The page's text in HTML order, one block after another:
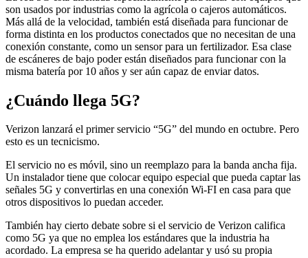
son usados por industrias como la agrícola o cajeros automáticos.
Más allá de la velocidad, también está diseñada para funcionar de
forma distinta en los productos conectados que no necesitan de una
conexión constante, como un sensor para un fertilizador. Esa clase
de escáneres de bajo poder están diseñados para funcionar con la
misma batería por 10 años y ser aún capaz de enviar datos.
¿Cuándo llega 5G?
Verizon lanzará el primer servicio “5G” del mundo en octubre. Pero
esto es un tecnicismo.
El servicio no es móvil, sino un reemplazo para la banda ancha fija.
Un instalador tiene que colocar equipo especial que pueda captar las
señales 5G y convertirlas en una conexión Wi-FI en casa para que
otros dispositivos lo puedan acceder.
También hay cierto debate sobre si el servicio de Verizon califica
como 5G ya que no emplea los estándares que la industria ha
acordado. La empresa se ha querido adelantar y usó su propia